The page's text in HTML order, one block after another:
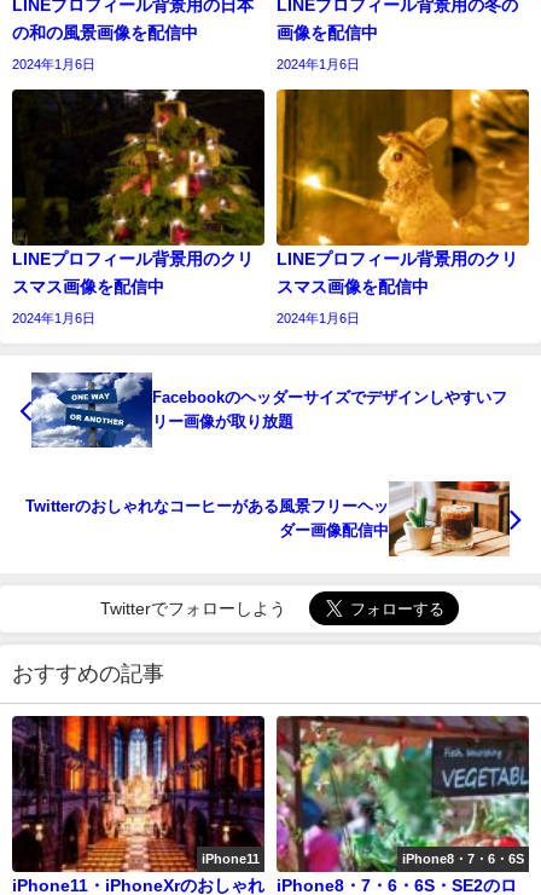
LINEプロフィール背景用の日本
の和の風景画像を配信中
2024年1月6日
LINEプロフィール背景用の冬の
画像を配信中
2024年1月6日
LINEプロフィール背景用のクリ
スマス画像を配信中
2024年1月6日
LINEプロフィール背景用のクリ
スマス画像を配信中
2024年1月6日
Facebookのヘッダーサイズでデザインしやすいフ
リー画像が取り放題
Twitterのおしゃれなコーヒーがある風景フリーヘッ
ダー画像配信中
Twitterでフォローしよう
おすすめの記事
iPhone11
iPhone11・iPhoneXrのおしゃれ
iPhone8・7・6・6S
iPhone8・7・6・6S・SE2のロ